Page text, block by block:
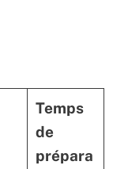
Temps
de
prépara